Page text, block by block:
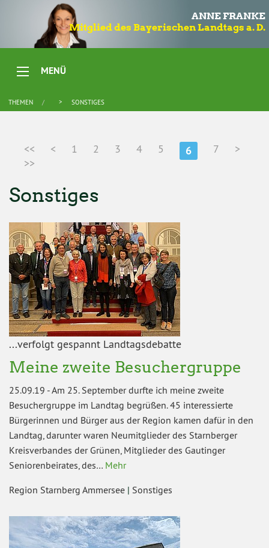
ANNE FRANKE
Mitglied des Bayerischen Landtags a. D.
MENÜ
THEMEN SONSTIGES
<< < 1 2 3 4 5 6 7
>
>>
Sonstiges
...verfolgt gespannt Landtagsdebatte
Meine zweite Besuchergruppe
25.09.19 -Am 25. September durfte ich meine zweite
Besuchergruppe im Landtag begrüßen. 45 interessierte
Bürgerinnen und Bürger aus der Region kamen dafür in den
Landtag, darunter waren Neumitglieder des Starnberger
Kreisverbandes der Grünen, Mitglieder des Gautinger
Seniorenbeirates, des… Mehr
Region Starnberg Ammersee | Sonstiges